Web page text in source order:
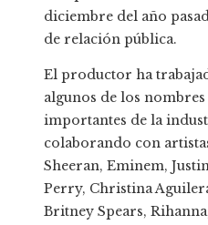
diciembre del año
de relación pública.
El productor ha
algunos de los nombres
importantes de la
colaborando con
Sheeran, Eminem,
Perry, Christina
Britney Spears,